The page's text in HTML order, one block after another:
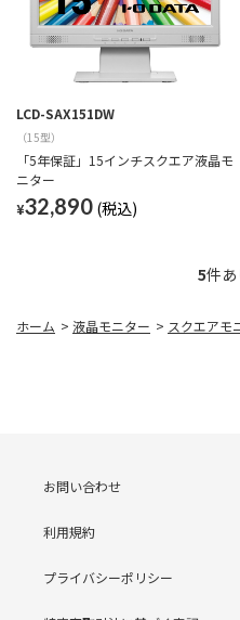
LCD-SAX151DW
（15型）
「5年保証」15インチスクエア液晶モ
ニター
¥32,890
5件
ホーム > 液晶モニター > スクエアモ
お問い合わせ
利用規約
プライバシーポリシー